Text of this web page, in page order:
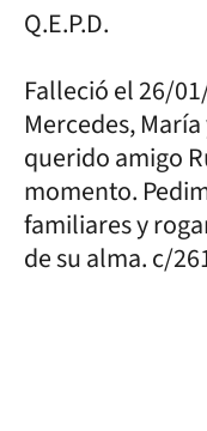
Q.E.P.D.
Falleció el 26/
Mercedes,
querido amigo
momento.
familiares y
de su alma. c/